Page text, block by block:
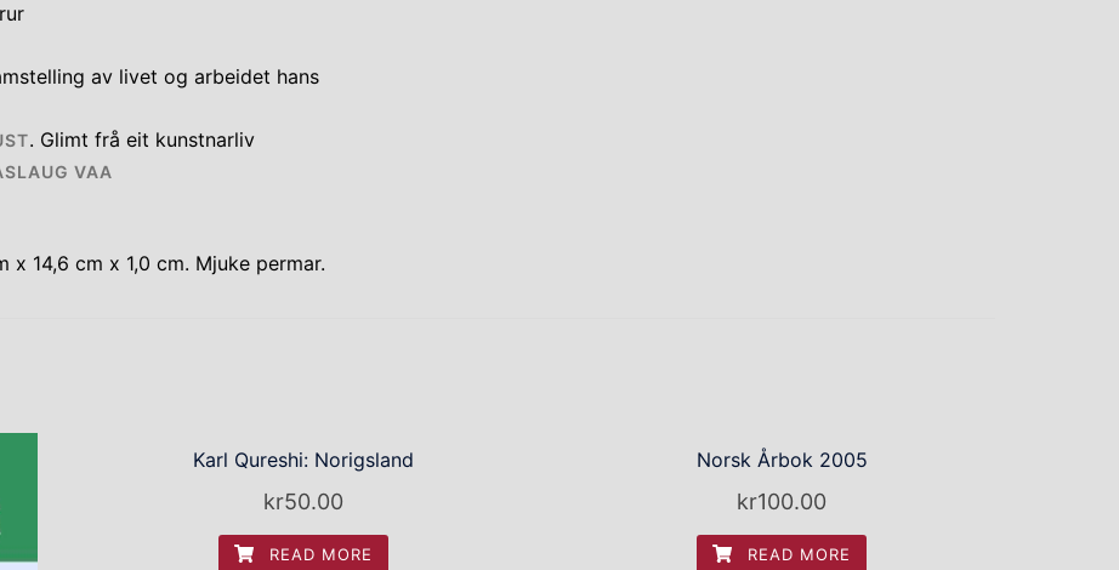
av livet og arbeidet hans
. Glimt frå eit kunstnarliv
VAA
14,6 cm x 1,0 cm. Mjuke permar.
Karl Qureshi: Norigsland
kr50.00
READ MORE
Norsk Årbok 2005
kr100.00
READ MORE